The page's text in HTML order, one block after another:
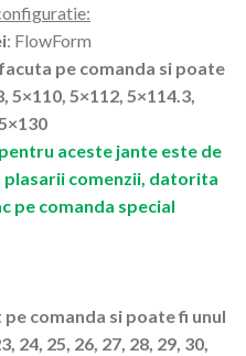
: FlowForm
pe comanda si poate
5×112, 5×114.3,
aceste jante este de
plasarii comenzii, datorita
pe comanda special
comanda si poate fi unul
24, 25, 26, 27, 28, 29, 30,